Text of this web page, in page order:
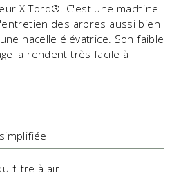
X-Torq®. C'est une machine
des arbres aussi bien
nacelle élévatrice. Son faible
la rendent très facile à
filtre à air